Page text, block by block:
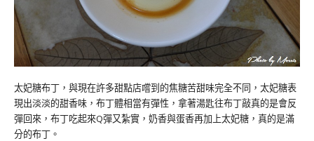
太妃糖布丁，與現在許多甜點店嚐到的焦糖苦甜味完全不同，太妃糖表
現出淡淡的甜香味，布丁體相當有彈性，拿著湯匙往布丁敲真的是會反
彈回來，布丁吃起來Q彈又紮實，奶香與蛋香再加上太妃糖，真的是滿
分的布丁。